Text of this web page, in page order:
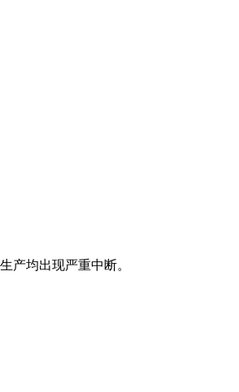
产均出现严重中断。